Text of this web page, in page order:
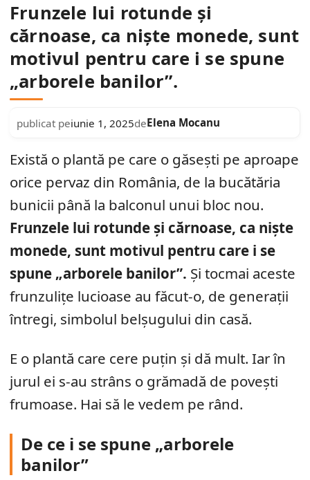
Frunzele lui rotunde și
cărnoase, ca niște monede, sunt
motivul pentru care i se spune
„arborele banilor”.
publicat peiunie 1, 2025deElena Mocanu
Există o plantă pe care o găsești pe aproape
orice pervaz din România, de la bucătăria
bunicii până la balconul unui bloc nou.
Frunzele lui rotunde și cărnoase, ca niște
monede, sunt motivul pentru care i se
spune „arborele banilor”. Și tocmai aceste
frunzulițe lucioase au făcut-o, de generații
întregi, simbolul belșugului din casă.
E o plantă care cere puțin și dă mult. Iar în
jurul ei s-au strâns o grămadă de povești
frumoase. Hai să le vedem pe rând.
De ce i se spune „arborele
banilor”